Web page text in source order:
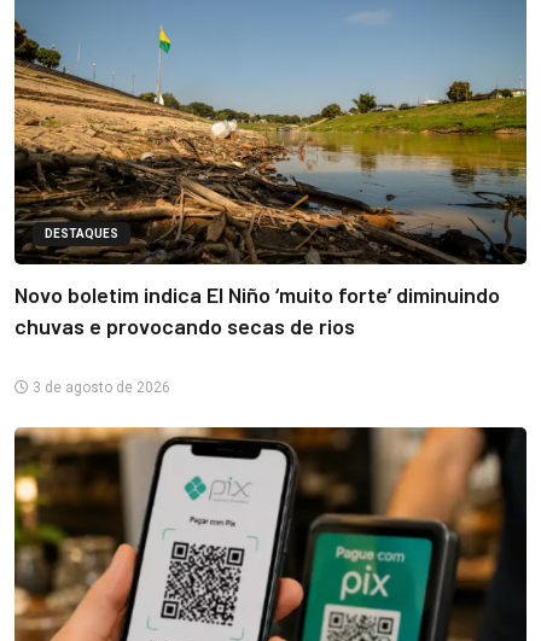
DESTAQUES
Novo boletim indica El Niño ‘muito forte’ diminuindo
chuvas e provocando secas de rios
3 de agosto de 2026